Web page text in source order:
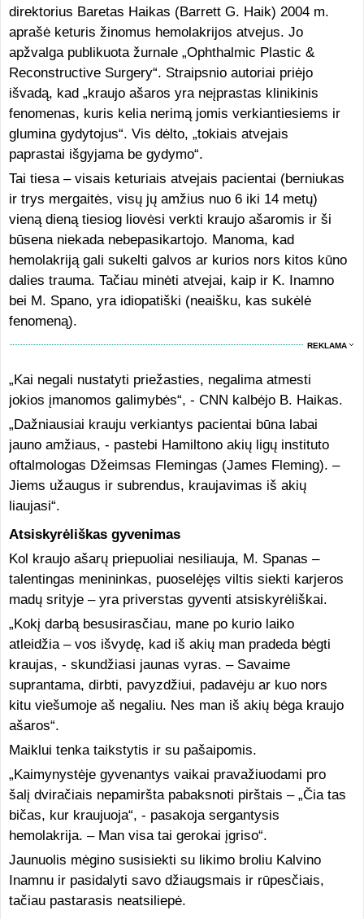
direktorius Baretas Haikas (Barrett G. Haik) 2004 m.
aprašė keturis žinomus hemolakrijos atvejus. Jo
apžvalga publikuota žurnale „Ophthalmic Plastic &
Reconstructive Surgery“. Straipsnio autoriai priėjo
išvadą, kad „kraujo ašaros yra neįprastas klinikinis
fenomenas, kuris kelia nerimą jomis verkiantiesiems ir
glumina gydytojus“. Vis dėlto, „tokiais atvejais
paprastai išgyjama be gydymo“.
Tai tiesa – visais keturiais atvejais pacientai (berniukas
ir trys mergaitės, visų jų amžius nuo 6 iki 14 metų)
vieną dieną tiesiog liovėsi verkti kraujo ašaromis ir ši
būsena niekada nebepasikartojo. Manoma, kad
hemolakriją gali sukelti galvos ar kurios nors kitos kūno
dalies trauma. Tačiau minėti atvejai, kaip ir K. Inamno
bei M. Spano, yra idiopatiški (neaišku, kas sukėlė
fenomeną).
REKLAMA
„Kai negali nustatyti priežasties, negalima atmesti
jokios įmanomos galimybės“, - CNN kalbėjo B. Haikas.
„Dažniausiai krauju verkiantys pacientai būna labai
jauno amžiaus, - pastebi Hamiltono akių ligų instituto
oftalmologas Džeimsas Flemingas (James Fleming). –
Jiems užaugus ir subrendus, kraujavimas iš akių
liaujasi“.
Atsiskyrėliškas gyvenimas
Kol kraujo ašarų priepuoliai nesiliauja, M. Spanas –
talentingas menininkas, puoselėjęs viltis siekti karjeros
madų srityje – yra priverstas gyventi atsiskyrėliškai.
„Kokį darbą besusirasčiau, mane po kurio laiko
atleidžia – vos išvydę, kad iš akių man pradeda bėgti
kraujas, - skundžiasi jaunas vyras. – Savaime
suprantama, dirbti, pavyzdžiui, padavėju ar kuo nors
kitu viešumoje aš negaliu. Nes man iš akių bėga kraujo
ašaros“.
Maiklui tenka taikstytis ir su pašaipomis.
„Kaimynystėje gyvenantys vaikai pravažiuodami pro
šalį dviračiais nepamiršta pabaksnoti pirštais – „Čia tas
bičas, kur kraujuoja“, - pasakoja sergantysis
hemolakrija. – Man visa tai gerokai įgriso“.
Jaunuolis mėgino susisiekti su likimo broliu Kalvino
Inamnu ir pasidalyti savo džiaugsmais ir rūpesčiais,
tačiau pastarasis neatsiliepė.